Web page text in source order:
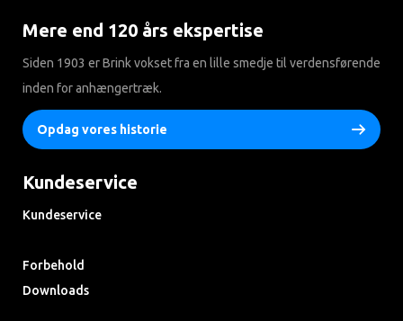
Mere end 120 års ekspertise
Siden 1903 er Brink vokset fra en lille smedje til verdensførende
inden for anhængertræk.
Opdag vores historie
Kundeservice
Kundeservice
Forbehold
Downloads